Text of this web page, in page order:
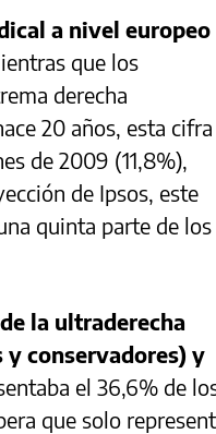
a nivel europeo
que los
derecha
20 años, esta cifra
de 2009 (11,8%),
de Ipsos, este
quinta parte de los
la ultraderecha
y conservadores) y
el 36,6% de
que solo